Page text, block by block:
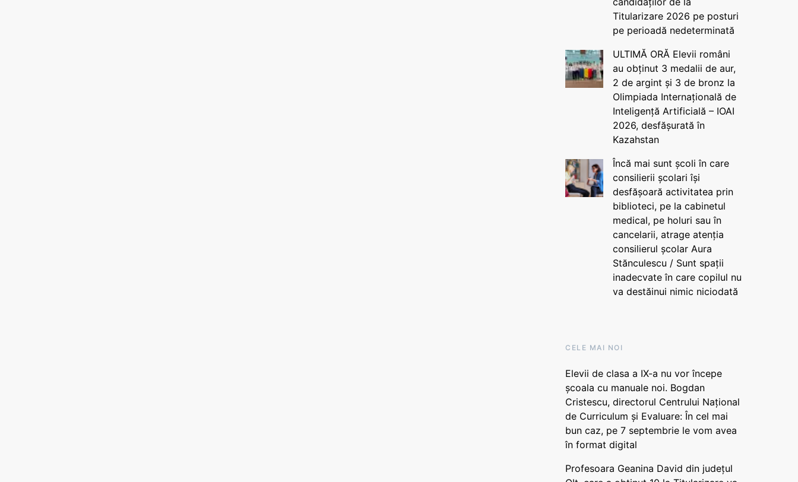
Titularizare 2026 pe posturi
pe perioadă nedeterminată
ULTIMĂ ORĂ Elevii români
au obținut 3 medalii de aur,
2 de argint și 3 de bronz la
Olimpiada Internațională de
Inteligență Artificială – IOAI
2026, desfășurată în
Kazahstan
Încă mai sunt școli în care
consilierii școlari își
desfășoară activitatea prin
biblioteci, pe la cabinetul
medical, pe holuri sau în
cancelarii, atrage atenția
consilierul școlar Aura
Stănculescu / Sunt spații
inadecvate în care copilul nu
va destăinui nimic niciodată
CELE MAI NOI
Elevii de clasa a IX-a nu vor începe
școala cu manuale noi. Bogdan
Cristescu, directorul Centrului Național
de Curriculum și Evaluare: În cel mai
bun caz, pe 7 septembrie le vom avea
în format digital
Profesoara Geanina David din județul